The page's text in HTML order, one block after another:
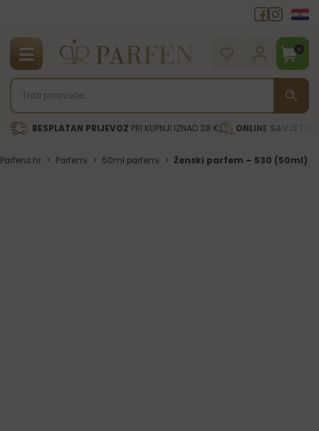
0
BESPLATAN PRIJEVOZ PRI KUPNJI IZNAD 38 € ONLINE
Parfens.hr > Parfemi > 50ml parfemi > Ženski parfem – 530 (50ml)